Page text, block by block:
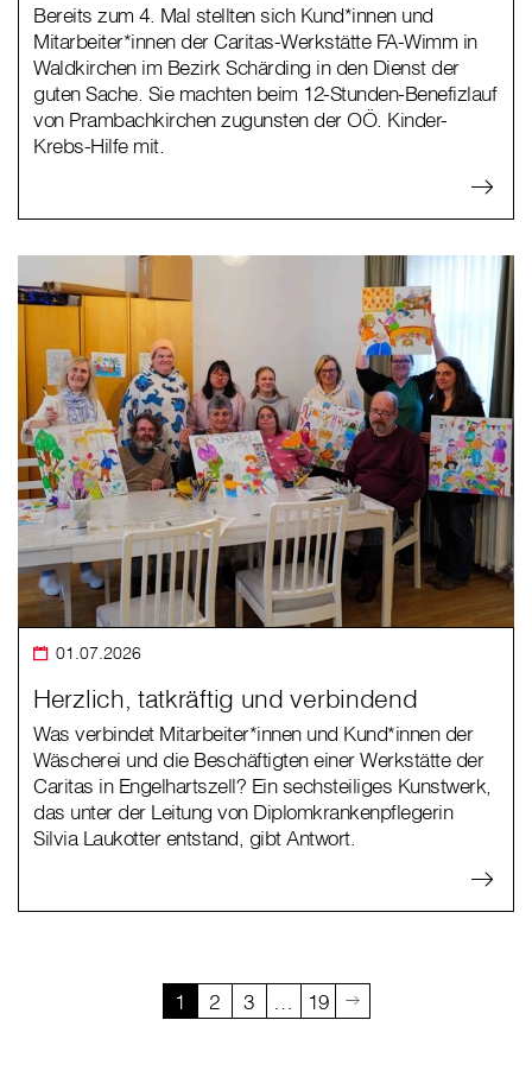
Bereits zum 4. Mal stellten sich Kund*innen und
Mitarbeiter*innen der Caritas-Werkstätte FA-Wimm in
Waldkirchen im Bezirk Schärding in den Dienst der
guten Sache. Sie machten beim 12-Stunden-Benefizlauf
von Prambachkirchen zugunsten der OÖ. Kinder-
Krebs-Hilfe mit.
01.07.2026
Herzlich, tatkräftig und verbindend
Was verbindet Mitarbeiter*innen und Kund*innen der
Wäscherei und die Beschäftigten einer Werkstätte der
Caritas in Engelhartszell? Ein sechsteiliges Kunstwerk,
das unter der Leitung von Diplomkrankenpflegerin
Silvia Laukotter entstand, gibt Antwort.
1 2 3 19